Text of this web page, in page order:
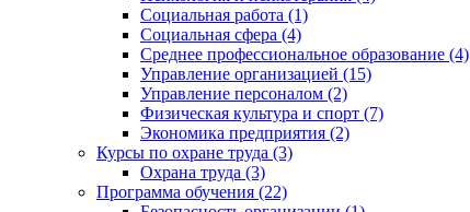
Социальная работа (1)
Социальная сфера (4)
Среднее профессиональное образование (4)
Управление организацией (15)
Управление персоналом (2)
Физическая культура и спорт (7)
Экономика предприятия (2)
Курсы по охране труда (3)
Охрана труда (3)
Программа обучения (22)